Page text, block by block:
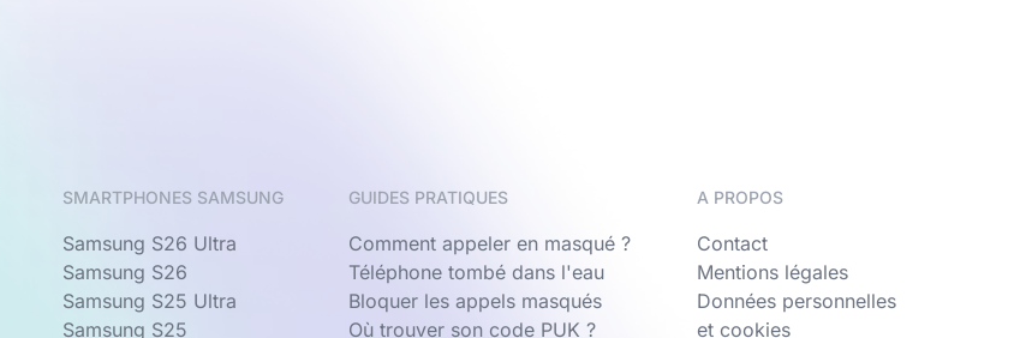
SMARTPHONES SAMSUNG
Samsung S26 Ultra
Samsung S26
Samsung S25 Ultra
Samsung S25
GUIDES PRATIQUES
Comment appeler en masqué ?
Téléphone tombé dans l'eau
Bloquer les appels masqués
Où trouver son code PUK ?
A PROPOS
Contact
Mentions légales
Données personnelles
et cookies